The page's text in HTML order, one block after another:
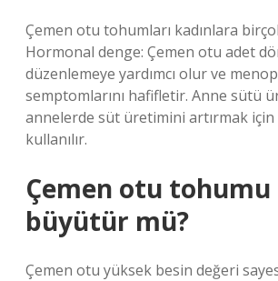
Çemen otu tohumları kadınlara
Hormonal denge: Çemen otu adet
düzenlemeye yardımcı olur ve
semptomlarını hafifletir. Anne sütü
annelerde süt üretimini artırmak için
kullanılır.
Çemen otu
büyütür mü?
Çemen otu yüksek besin değeri